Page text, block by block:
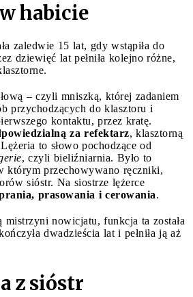
habicie
zaledwie 15 lat, gdy wstąpiła do
dziewięć lat pełniła kolejno różne,
– czyli mniszką, której zadaniem
przychodzących do klasztoru i
kontaktu, przez kratę.
za refektarz, klasztorną
to słowo pochodzące od
, czyli bieliźniarnia. Było to
którym przechowywano ręczniki,
sióstr. Na siostrze lężerce
prasowania i cerowania.
mistrzyni nowicjatu, funkcja ta została
dwadzieścia lat i pełniła ją aż
z sióstr